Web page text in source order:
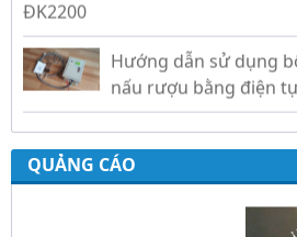
Hướng dẫn sử dụng
nấu rượu bằng điện
Hướng dẫn sử dụng
chua công nghiệp Lộc
gold, nhiệt độ và
QUẢNG CÁO